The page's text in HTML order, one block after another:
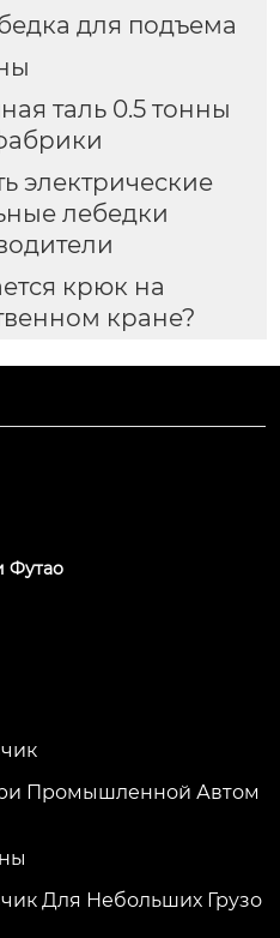
для подъема
таль 0.5 тонны
электрические
лебедки
крюк на
кране?
Футао
Промышленной Автом
Для Небольших Грузо